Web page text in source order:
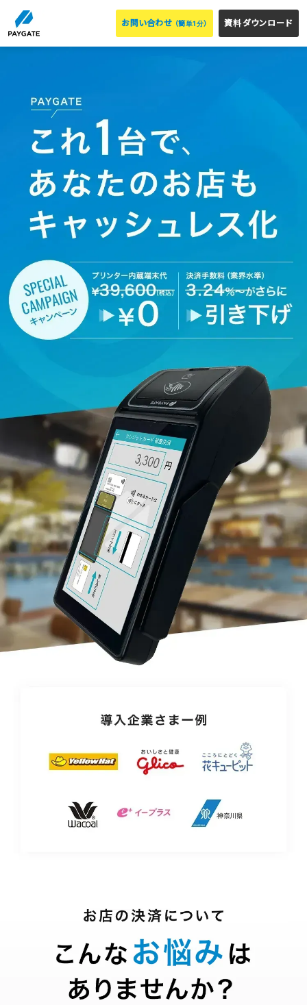
お問い合わせ （簡単1分） 資料ダウンロード